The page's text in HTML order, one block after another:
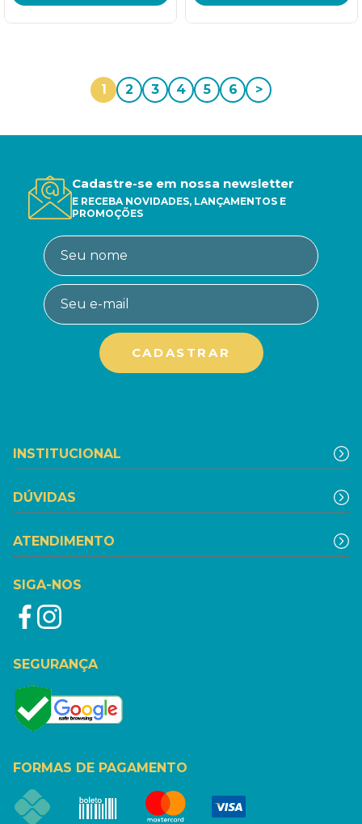
1 2 3 4 5 6 >
Cadastre-se em nossa newsletter
E RECEBA NOVIDADES, LANÇAMENTOS E
PROMOÇÕES
INSTITUCIONAL
DÚVIDAS
ATENDIMENTO
SIGA-NOS
SEGURANÇA
FORMAS DE PAGAMENTO